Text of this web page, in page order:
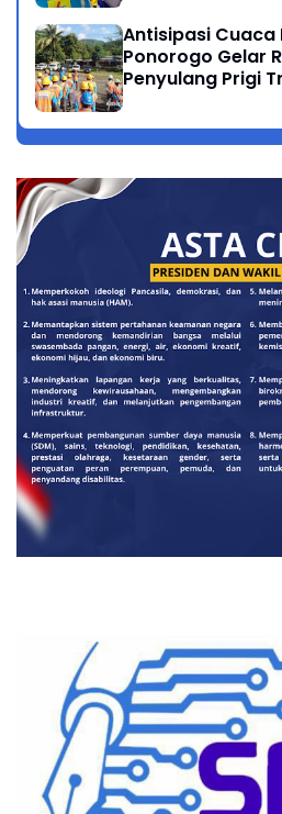
Antisipasi Cuaca
Ponorogo Gelar
Penyulang Prigi